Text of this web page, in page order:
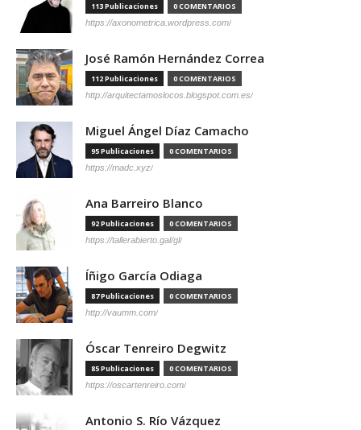
113 Publicaciones 0 COMENTARIOS
https://axonometrica.wordpress.com/
José Ramón Hernández Correa
112 Publicaciones 0 COMENTARIOS
http://arquitectamoslocos.blogspot.com.es/
Miguel Ángel Díaz Camacho
95 Publicaciones 0 COMENTARIOS
https://madc.xyz/
Ana Barreiro Blanco
92 Publicaciones 0 COMENTARIOS
https://tallerabierto.gal/gl/
Íñigo García Odiaga
87 Publicaciones 0 COMENTARIOS
http://vaumm.com/
Óscar Tenreiro Degwitz
85 Publicaciones 0 COMENTARIOS
https://oscartenreiro.com/
Antonio S. Río Vázquez